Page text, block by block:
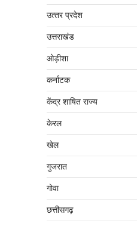
उत्‍तर प्रदेश
उत्तराखंड
ओड़ीशा
कर्नाटक
केंद्र शाषित राज्य
केरल
खेल
गुजरात
गोवा
छत्तीसगढ़